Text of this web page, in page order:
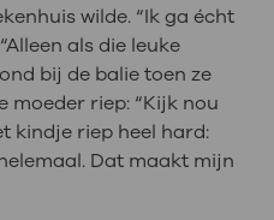
wilde. “Ik ga écht
als die leuke
bij de balie toen ze
moeder riep: “Kijk nou
kindje riep heel hard:
Dat maakt mijn